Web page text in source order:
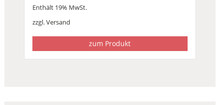
Enthält 19% MwSt.
zzgl.Versand
zum Produkt